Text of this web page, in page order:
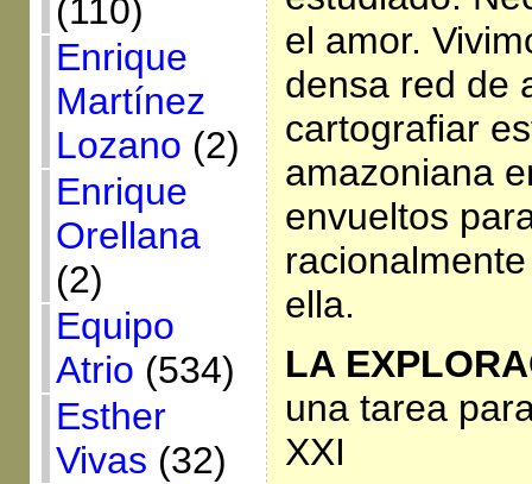
(110)
Enrique
Martínez
Lozano (2)
Enrique
Orellana
(2)
Equipo
Atrio (534)
Esther
Vivas (32)
el amor.
densa red de
cartografiar
amazoniana
envueltos
ella.
LA
una tarea
XXI